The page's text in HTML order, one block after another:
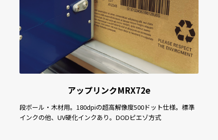
アップリンクMRX72e
段ボール・木材用。180dpiの超高解像度500ドット仕様。標準
インクの他、UV硬化インクあり。DODピエゾ方式